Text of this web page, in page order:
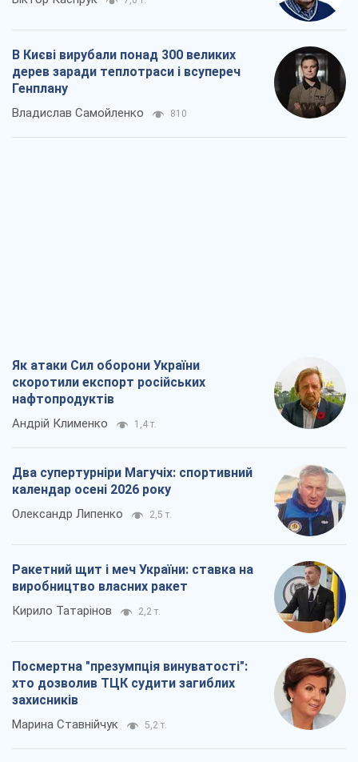
В Києві вирубали понад 300 великих
дерев заради теплотраси і всупереч
Генплану
Владислав Самойленко 810
Як атаки Сил оборони України
скоротили експорт російських
нафтопродуктів
Андрій Клименко 1,4 т.
Два супертурніри Магучіх: спортивний
календар осені 2026 року
Олександр Липенко 2,5 т.
Ракетний щит і меч України: ставка на
виробництво власних ракет
Кирило Татарінов 2,2 т.
Посмертна "презумпція винуватості":
хто дозволив ТЦК судити загиблих
захисників
Марина Ставнійчук 5,2 т.